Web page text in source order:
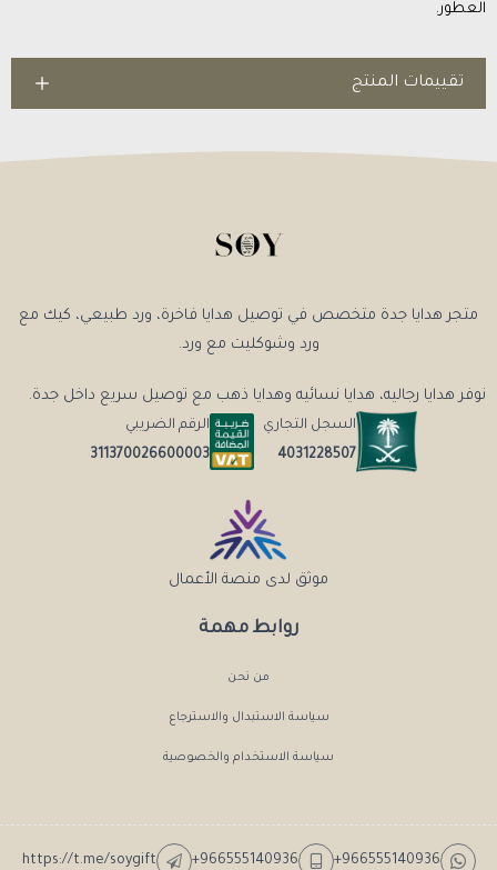
العطور.
تقييمات المنتج
روابط مهمة
من نحن
سياسة الاستبدال والاسترجاع
سياسة الاستخدام والخصوصية
متجر هدايا جدة متخصص في توصيل هدايا فاخرة، ورد طبيعي، كيك مع
ورد وشوكليت مع ورد.
نوفر هدايا رجاليه، هدايا نسائيه وهدايا ذهب مع توصيل سريع داخل جدة.
السجل التجاري
4031228507
الرقم الضريبي
311370026600003
موثق لدى منصة الأعمال
+966555140936
+966555140936
https://t.me/soygift